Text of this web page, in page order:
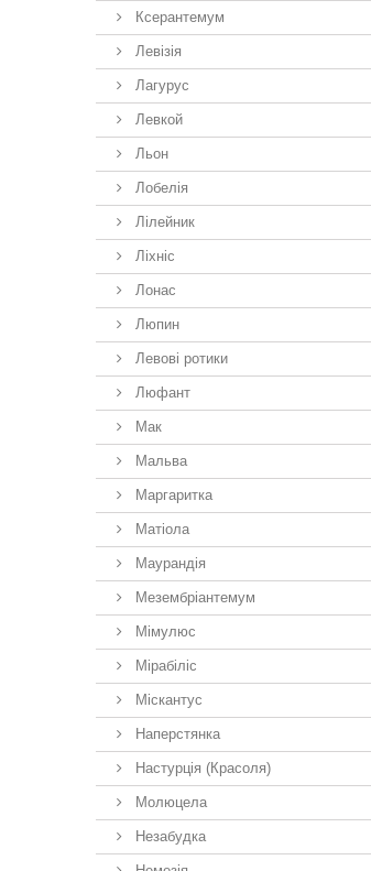
Ксерантемум
Левізія
Лагурус
Левкой
Льон
Лобелія
Лілейник
Ліхніс
Лонас
Люпин
Левові ротики
Люфант
Мак
Мальва
Маргаритка
Матіола
Маурандія
Мезембріантемум
Мімулюс
Мірабіліс
Міскантус
Наперстянка
Настурція (Красоля)
Молюцела
Незабудка